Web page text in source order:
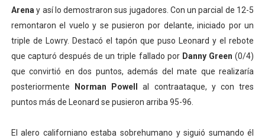
Arena y así lo demostraron sus jugadores. Con un parcial de 12-5
remontaron el vuelo y se pusieron por delante, iniciado por un
triple de Lowry. Destacó el tapón que puso Leonard y el rebote
que capturó después de un triple fallado por Danny Green (0/4)
que convirtió en dos puntos, además del mate que realizaría
posteriormente
Norman Powell
al contraataque, y con tres
puntos más de Leonard se pusieron arriba 95-96.
El alero californiano estaba sobrehumano y siguió sumando él